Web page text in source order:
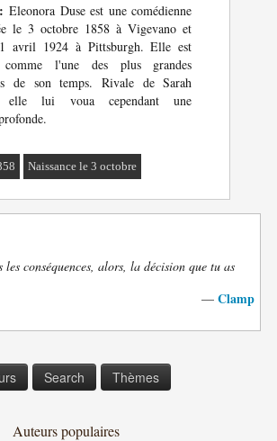
Eleonora Duse est une comédienne
le 3 octobre 1858 à Vigevano et
avril 1924 à Pittsburgh. Elle est
comme l'une des plus grandes
de son temps. Rivale de Sarah
elle lui voua cependant une
Naissance le 3 octobre
les conséquences, alors, la décision que tu as
— Clamp
Search Thèmes
Auteurs populaires